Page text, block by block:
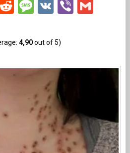
EmailRedditMessage
VK Viber
4,90out of 5)